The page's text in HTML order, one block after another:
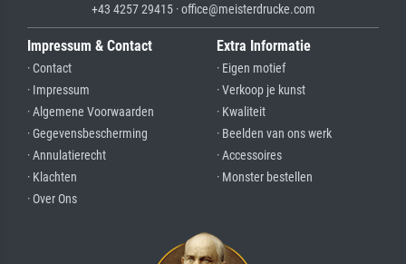
+43 4257 29415 · office@meisterdrucke.com
Impressum & Contact
· Contact
· Impressum
· Algemene Voorwaarden
· Gegevensbescherming
· Annulatierecht
· Klachten
· Over Ons
Extra Informatie
· Eigen motief
· Verkoop je kunst
· Kwaliteit
· Beelden van ons werk
· Accessoires
· Monster bestellen